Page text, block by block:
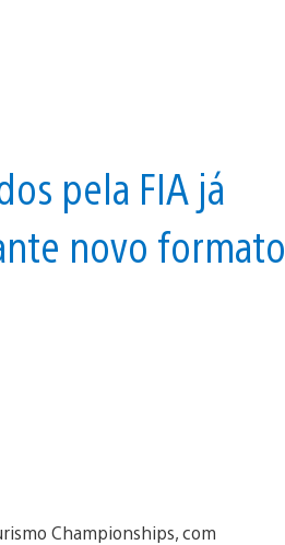
pela FIA já
novo formato
Championships, com